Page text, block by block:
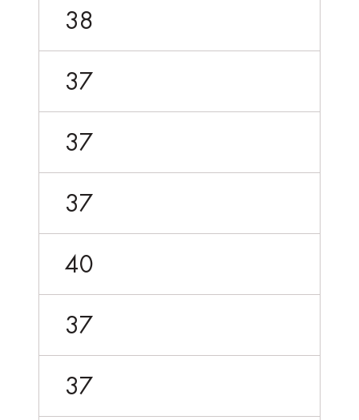
38
37
37
37
40
37
37